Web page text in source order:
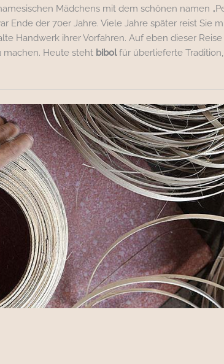
Mädchens mit dem schönen namen
Ende der 70er Jahre. Viele Jahre später reist Sie
Handwerk ihrer Vorfahren. Auf eben dieser
machen. Heute steht bibolfür überlieferte